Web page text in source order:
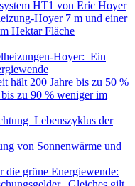
HT1 von Eric Hoyer
Hoyer 7 m und einer
Hektar Fläche
Hoyer: Ein
hält 200 Jahre bis zu 50 %
zu 90 % weniger im
Lebenszyklus der
von Sonnenwärme und
die grüne Energiewende: